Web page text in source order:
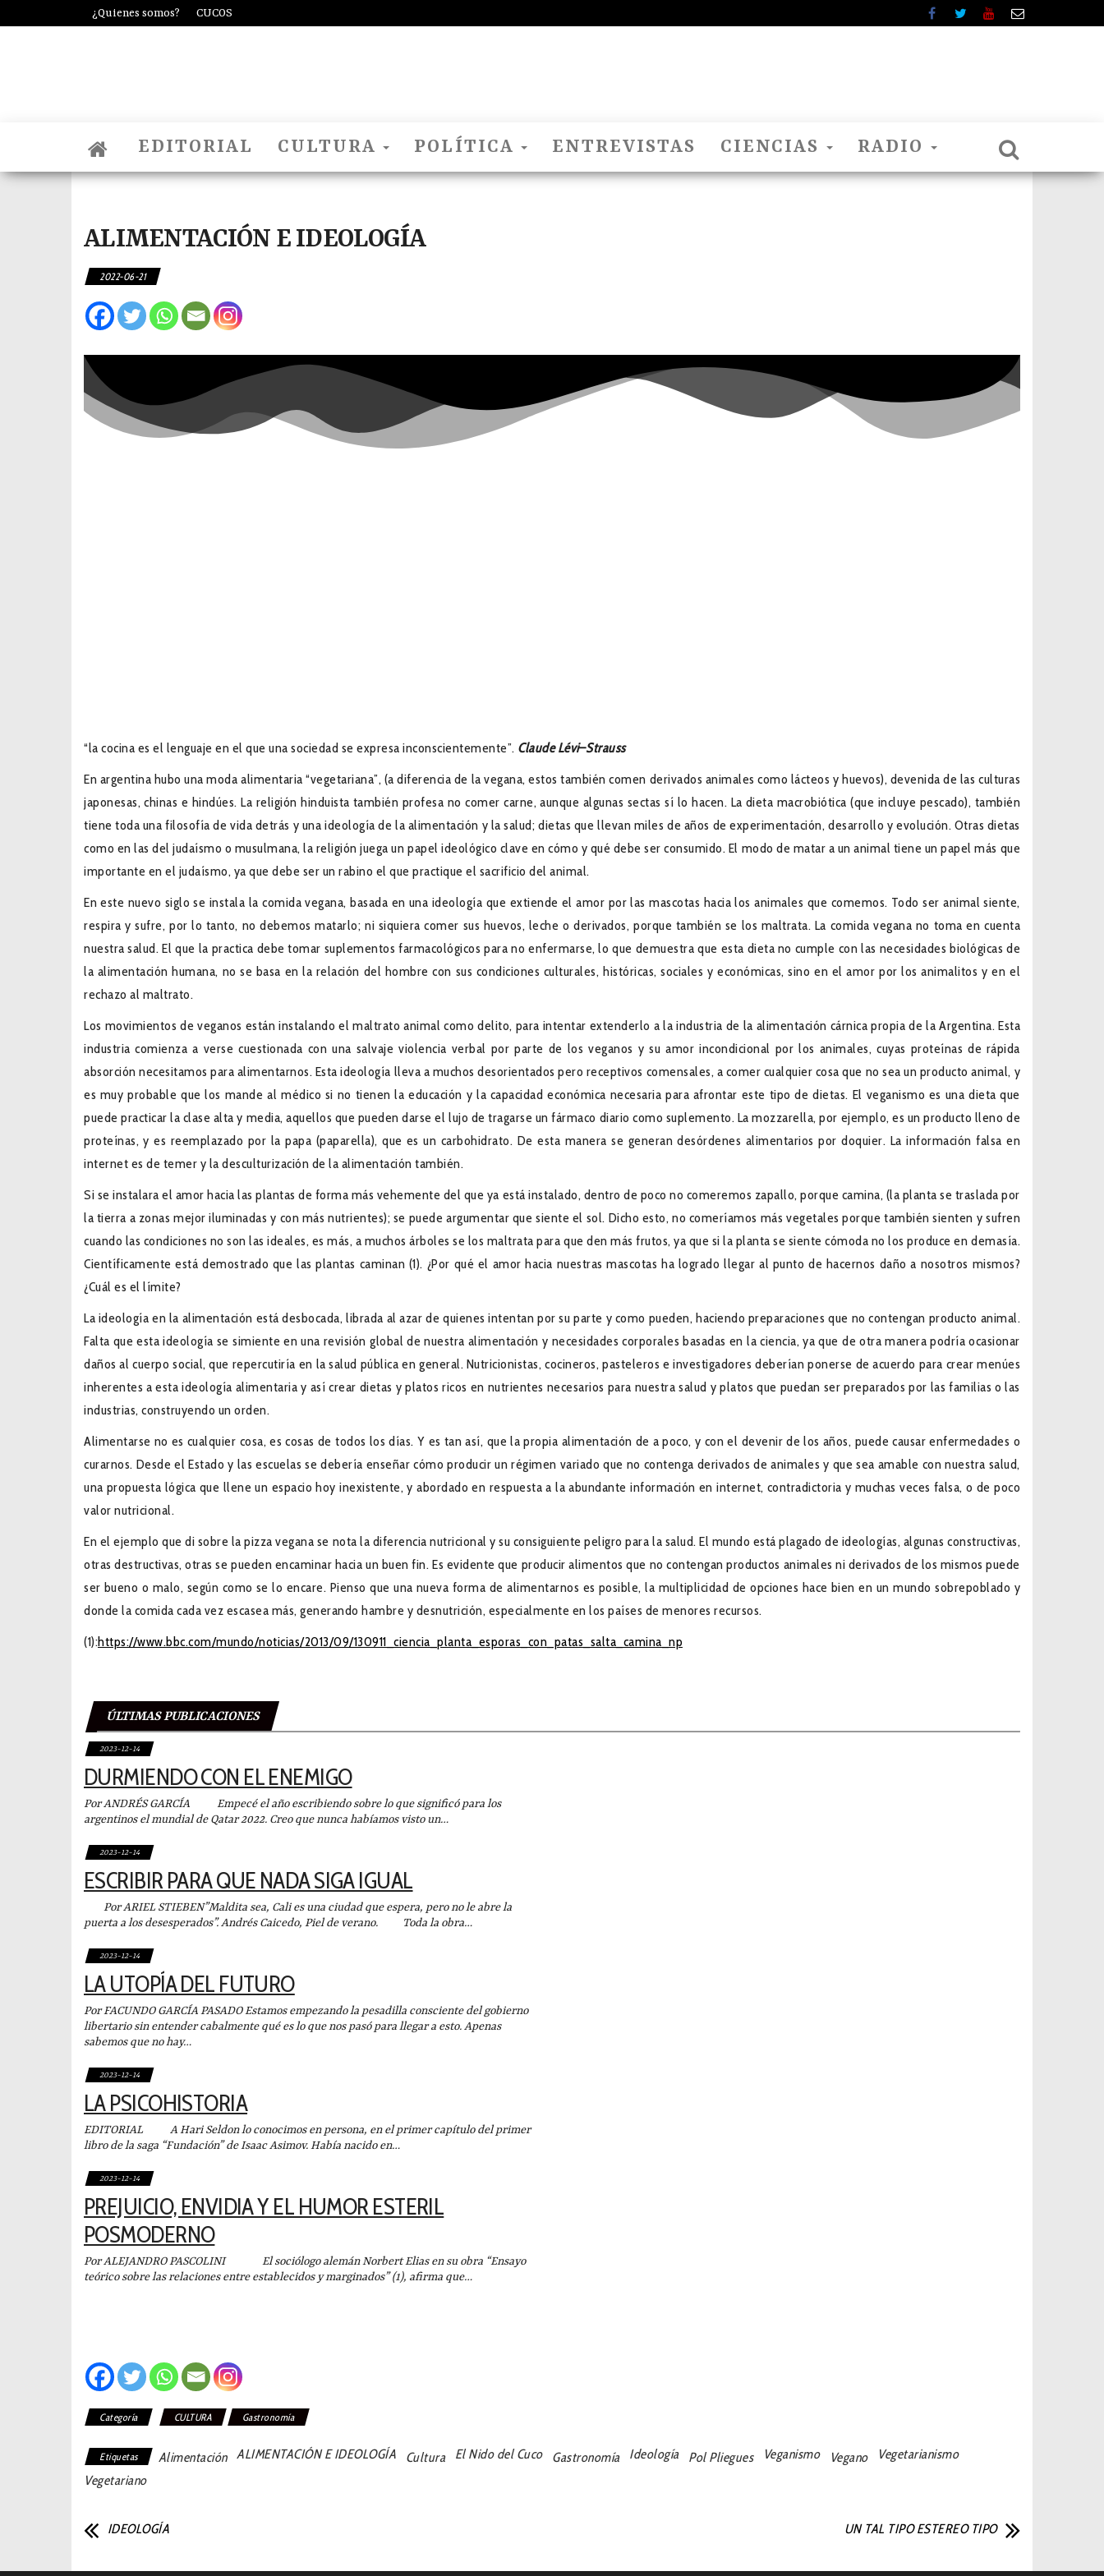
¿Quienes somos? CUCOS
Cuco
EDITORIAL CULTURA POLÍTICA ENTREVISTAS CIENCIAS RADIO
ALIMENTACIÓN E IDEOLOGÍA
2022-06-21
“la cocina es el lenguaje en el que una sociedad se expresa inconscientemente”. Claude Lévi–Strauss
En argentina hubo una moda alimentaria “vegetariana”, (a diferencia de la vegana, estos también comen derivados animales como lácteos y huevos), devenida de las culturas
japonesas, chinas e hindúes. La religión hinduista también profesa no comer carne, aunque algunas sectas sí lo hacen. La dieta macrobiótica (que incluye pescado), también
tiene toda una filosofía de vida detrás y una ideología de la alimentación y la salud; dietas que llevan miles de años de experimentación, desarrollo y evolución. Otras dietas
como en las del judaísmo o musulmana, la religión juega un papel ideológico clave en cómo y qué debe ser consumido. El modo de matar a un animal tiene un papel más que
importante en el judaísmo, ya que debe ser un rabino el que practique el sacrificio del animal.
En este nuevo siglo se instala la comida vegana, basada en una ideología que extiende el amor por las mascotas hacia los animales que comemos. Todo ser animal siente,
respira y sufre, por lo tanto, no debemos matarlo; ni siquiera comer sus huevos, leche o derivados, porque también se los maltrata. La comida vegana no toma en cuenta
nuestra salud. El que la practica debe tomar suplementos farmacológicos para no enfermarse, lo que demuestra que esta dieta no cumple con las necesidades biológicas de
la alimentación humana, no se basa en la relación del hombre con sus condiciones culturales, históricas, sociales y económicas, sino en el amor por los animalitos y en el
rechazo al maltrato.
Los movimientos de veganos están instalando el maltrato animal como delito, para intentar extenderlo a la industria de la alimentación cárnica propia de la Argentina. Esta
industria comienza a verse cuestionada con una salvaje violencia verbal por parte de los veganos y su amor incondicional por los animales, cuyas proteínas de rápida
absorción necesitamos para alimentarnos. Esta ideología lleva a muchos desorientados pero receptivos comensales, a comer cualquier cosa que no sea un producto animal, y
es muy probable que los mande al médico si no tienen la educación y la capacidad económica necesaria para afrontar este tipo de dietas. El veganismo es una dieta que
puede practicar la clase alta y media, aquellos que pueden darse el lujo de tragarse un fármaco diario como suplemento. La mozzarella, por ejemplo, es un producto lleno de
proteínas, y es reemplazado por la papa (paparella), que es un carbohidrato. De esta manera se generan desórdenes alimentarios por doquier. La información falsa en
internet es de temer y la desculturización de la alimentación también.
Si se instalara el amor hacia las plantas de forma más vehemente del que ya está instalado, dentro de poco no comeremos zapallo, porque camina, (la planta se traslada por
la tierra a zonas mejor iluminadas y con más nutrientes); se puede argumentar que siente el sol. Dicho esto, no comeríamos más vegetales porque también sienten y sufren
cuando las condiciones no son las ideales, es más, a muchos árboles se los maltrata para que den más frutos, ya que si la planta se siente cómoda no los produce en demasía.
Científicamente está demostrado que las plantas caminan (1). ¿Por qué el amor hacia nuestras mascotas ha logrado llegar al punto de hacernos daño a nosotros mismos?
¿Cuál es el límite?
La ideología en la alimentación está desbocada, librada al azar de quienes intentan por su parte y como pueden, haciendo preparaciones que no contengan producto animal.
Falta que esta ideología se simiente en una revisión global de nuestra alimentación y necesidades corporales basadas en la ciencia, ya que de otra manera podría ocasionar
daños al cuerpo social, que repercutiría en la salud pública en general. Nutricionistas, cocineros, pasteleros e investigadores deberían ponerse de acuerdo para crear menúes
inherentes a esta ideología alimentaria y así crear dietas y platos ricos en nutrientes necesarios para nuestra salud y platos que puedan ser preparados por las familias o las
industrias, construyendo un orden.
Alimentarse no es cualquier cosa, es cosas de todos los días. Y es tan así, que la propia alimentación de a poco, y con el devenir de los años, puede causar enfermedades o
curarnos. Desde el Estado y las escuelas se debería enseñar cómo producir un régimen variado que no contenga derivados de animales y que sea amable con nuestra salud,
una propuesta lógica que llene un espacio hoy inexistente, y abordado en respuesta a la abundante información en internet, contradictoria y muchas veces falsa, o de poco
valor nutricional.
En el ejemplo que di sobre la pizza vegana se nota la diferencia nutricional y su consiguiente peligro para la salud. El mundo está plagado de ideologías, algunas constructivas,
otras destructivas, otras se pueden encaminar hacia un buen fin. Es evidente que producir alimentos que no contengan productos animales ni derivados de los mismos puede
ser bueno o malo, según como se lo encare. Pienso que una nueva forma de alimentarnos es posible, la multiplicidad de opciones hace bien en un mundo sobrepoblado y
donde la comida cada vez escasea más, generando hambre y desnutrición, especialmente en los países de menores recursos.
(1):https://www.bbc.com/mundo/noticias/2013/09/130911_ciencia_planta_esporas_con_patas_salta_camina_np
ÚLTIMAS PUBLICACIONES
2023-12-14
DURMIENDO CON EL ENEMIGO
Por ANDRÉS GARCÍA Empecé el año escribiendo sobre lo que significó para los
argentinos el mundial de Qatar 2022. Creo que nunca habíamos visto un…
2023-12-14
ESCRIBIR PARA QUE NADA SIGA IGUAL
Por ARIEL STIEBEN”Maldita sea, Cali es una ciudad que espera, pero no le abre la
puerta a los desesperados”. Andrés Caicedo, Piel de verano. Toda la obra…
2023-12-14
LA UTOPÍA DEL FUTURO
Por FACUNDO GARCÍA PASADO Estamos empezando la pesadilla consciente del gobierno
libertario sin entender cabalmente qué es lo que nos pasó para llegar a esto. Apenas
sabemos que no hay…
2023-12-14
LA PSICOHISTORIA
EDITORIAL A Hari Seldon lo conocimos en persona, en el primer capítulo del primer
libro de la saga “Fundación” de Isaac Asimov. Había nacido en…
2023-12-14
PREJUICIO, ENVIDIA Y EL HUMOR ESTERIL
POSMODERNO
Por ALEJANDRO PASCOLINI El sociólogo alemán Norbert Elias en su obra “Ensayo
teórico sobre las relaciones entre establecidos y marginados” (1), afirma que…
Categoría CULTURA Gastronomía
Etiquetas Alimentación ALIMENTACIÓN E IDEOLOGÍA Cultura El Nido del Cuco Gastronomía Ideología Pol Pliegues Veganismo Vegano
Vegetarianismo
Vegetariano
IDEOLOGÍA UN TAL TIPO ESTEREO TIPO